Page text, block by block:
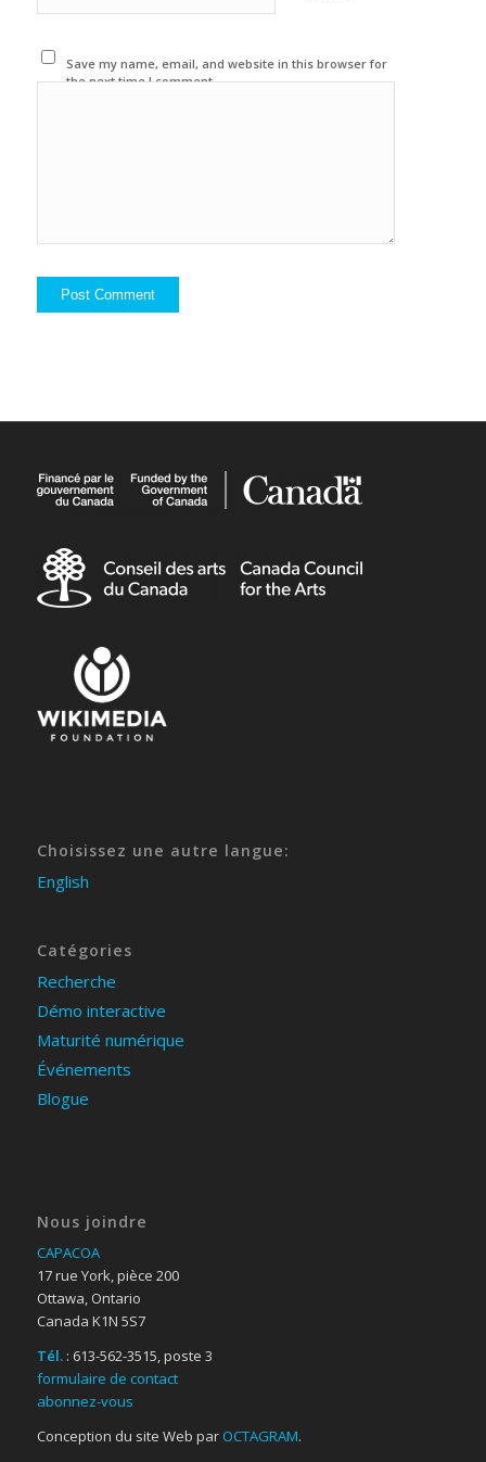
Save my name, email, and website in this browser for
the next time I comment.
Choisissez une autre langue:
English
Catégories
Recherche
Démo interactive
Maturité numérique
Événements
Blogue
Nous joindre
CAPACOA
17 rue York, pièce 200
Ottawa, Ontario
Canada K1N 5S7
Tél. : 613-562-3515, poste 3
formulaire de contact
abonnez-vous
Conception du site Web par OCTAGRAM.